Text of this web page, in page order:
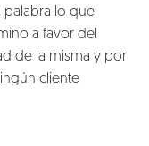
palabra lo que
a favor del
de la misma y por
cliente